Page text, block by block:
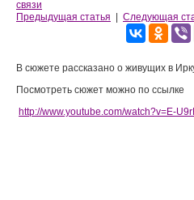
связи
Предыдущая статья
Следующая
В сюжете рассказано о живущих в
Посмотреть сюжет можно по ссылке
http://www.youtube.com/watch?v=E-